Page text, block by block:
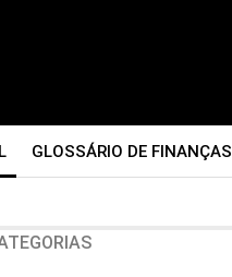
GLOSSÁRIO DE FINANÇAS